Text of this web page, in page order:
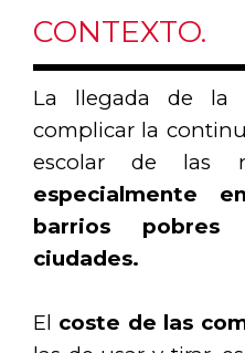
CONTEXTO.
La llegada de la
complicar la
escolar de las
especialmente
barrios
ciudades.
El coste de las